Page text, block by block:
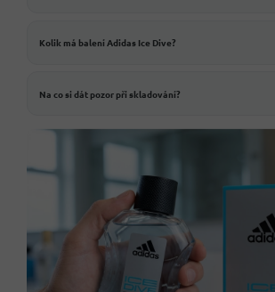
Kolik má balení Adidas Ice Dive?
Na co si dát pozor při skladování?